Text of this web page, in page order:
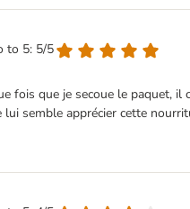
to 5: 5/5
fois que je secoue le paquet,
semble apprécier cette